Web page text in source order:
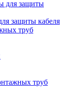
защиты кабеля
труб
труб